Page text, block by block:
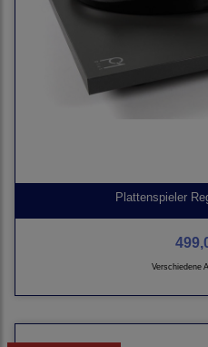
Plattenspieler
Verschiedene